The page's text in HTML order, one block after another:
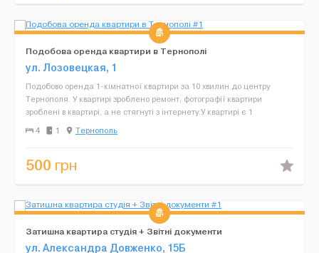
Подобова оренда квартири в Тернополі
ул. Лозовецкая, 1
Подобово оренда 1-кімнатної квартири за 10 хвилин до центру
Тернополя. У квартирі зроблено ремонт, фотографії квартири
зроблені в квартирі, а не стягнуті з інтернету.У квартирі є 1
двоспальне ліжко та диван, телевізор (супутникове...
4 1 Тернополь
500 грн
Затишна квартира студія + Звітні документи
ул. Александра Довженко, 15Б